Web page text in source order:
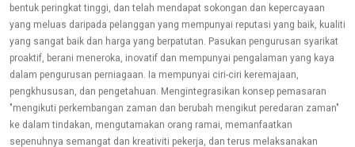
bentuk peringkat tinggi, dan telah mendapat sokongan dan kepercayaan
yang meluas daripada pelanggan yang mempunyai reputasi yang baik, kualiti
yang sangat baik dan harga yang berpatutan. Pasukan pengurusan syarikat
proaktif, berani meneroka, inovatif dan mempunyai pengalaman yang kaya
dalam pengurusan perniagaan. Ia mempunyai ciri-ciri keremajaan,
pengkhususan, dan pengetahuan. Mengintegrasikan konsep pemasaran
"mengikuti perkembangan zaman dan berubah mengikut peredaran zaman"
ke dalam tindakan, mengutamakan orang ramai, memanfaatkan
sepenuhnya semangat dan kreativiti pekerja, dan terus melaksanakan